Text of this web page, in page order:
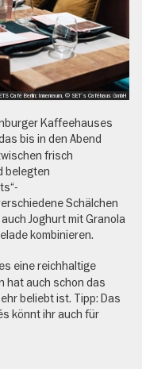
Café Berlin: Innenraum, © SET´s Caféhaus GmbH
Kaffeehauses
bis in den Abend
frisch
belegten
Schälchen
Joghurt mit Granola
kombinieren.
eine reichhaltige
hat auch schon das
beliebt ist. Tipp: Das
könnt ihr auch für